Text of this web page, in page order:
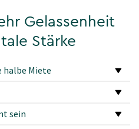
Gelassenheit
Stärke
halbe Miete
sein